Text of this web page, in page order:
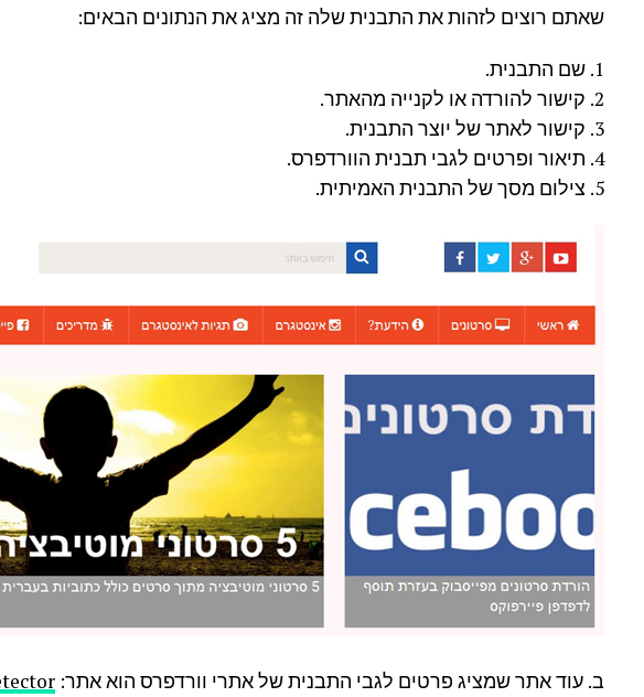
שאתם רוצים לזהות את התבנית שלה זה מציג את הנתונים הבאים:
1. שם התבנית.
2. קישור להורדה או לקנייה מהאתר.
3. קישור לאתר של יוצר התבנית.
4. תיאור ופרטים לגבי תבנית הוורדפרס.
5. צילום מסך של התבנית האמיתית.
ב. עוד אתר שמציג פרטים לגבי התבנית של אתרי וורדפרס הוא אתר: